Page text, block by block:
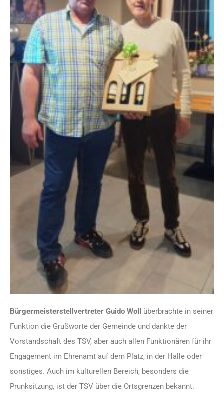
Bürgermeisterstellvertreter Guido Woll
überbrachte in seiner
Funktion die Grußworte der Gemeinde und dankte der
Vorstandschaft des TSV, aber auch allen Funktionären für ihr
Engagement im Ehrenamt auf dem Platz, in der Halle oder
sonstiges. Auch im kulturellen Bereich, besonders die
Prunksitzung, ist der TSV über die Ortsgrenzen bekannt.